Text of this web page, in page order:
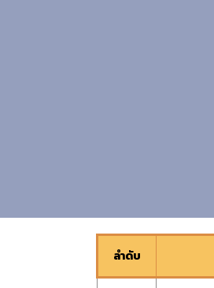
ลำดับ